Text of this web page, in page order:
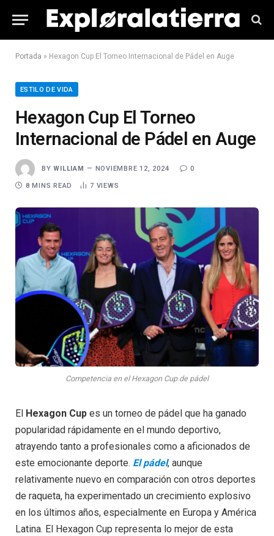
Portada » Hexagon Cup El Torneo Internacional de Pádel en Auge
ESTILO DE VIDA
Hexagon Cup El Torneo
Internacional de Pádel en Auge
BY WILLIAM NOVIEMBRE 12, 2024 0
8 MINS READ 7 VIEWS
Competencia en el Hexagon Cup de pádel
El Hexagon Cup es un torneo de pádel que ha ganado
popularidad rápidamente en el mundo deportivo,
atrayendo tanto a profesionales como a aficionados de
este emocionante deporte. El pádel, aunque
relativamente nuevo en comparación con otros deportes
de raqueta, ha experimentado un crecimiento explosivo
en los últimos años, especialmente en Europa y América
Latina. El Hexagon Cup representa lo mejor de esta